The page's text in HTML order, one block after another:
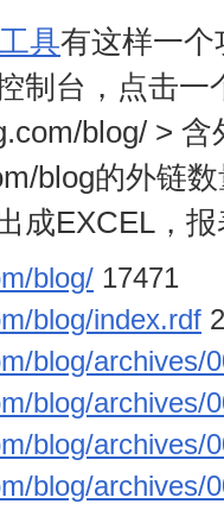
具有这样一个
制台，点击
blog/ >
blog的外链
成EXCEL，
blog/ 17471
blog/index.rdf
blog/archives/
blog/archives/
blog/archives/
blog/archives/